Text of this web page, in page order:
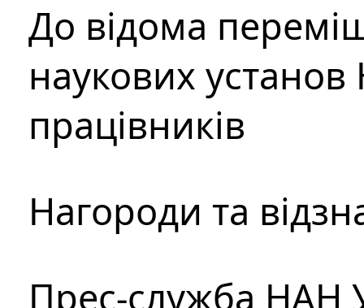
До відома
наукових установ
працівників
Нагороди та
Прес-служба НАН